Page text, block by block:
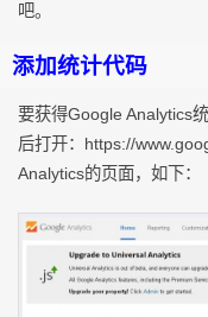
吧。
添加统计代码
要获得Google Analytics
后打开：https://
Analytics的页面，如下：